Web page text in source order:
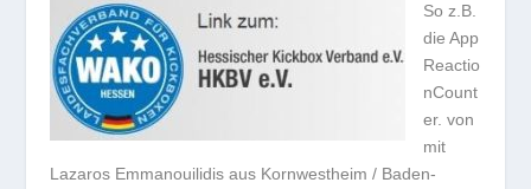
So z.B.
die App
Reactio
nCount
er. von
mit
Lazaros Emmanouilidis aus Kornwestheim / Baden-